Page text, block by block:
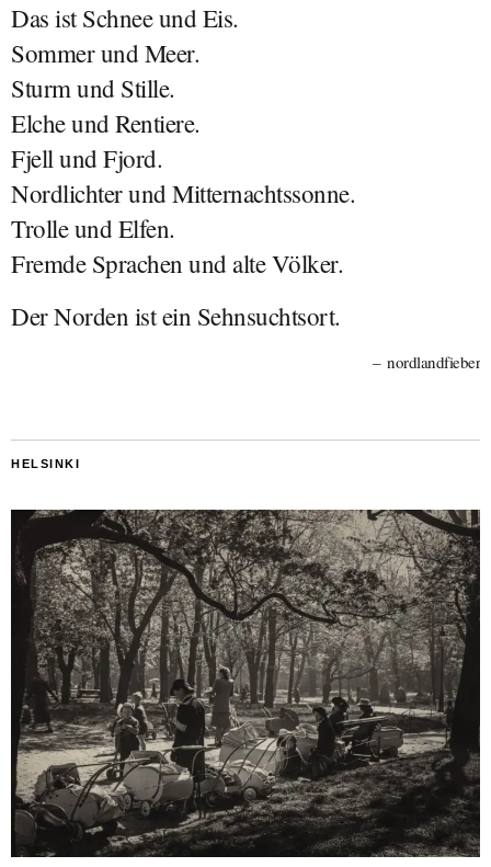
Das ist Schnee und Eis.
Sommer und Meer.
Sturm und Stille.
Elche und Rentiere.
Fjell und Fjord.
Nordlichter und Mitternachtssonne.
Trolle und Elfen.
Fremde Sprachen und alte Völker.
Der Norden ist ein Sehnsuchtsort.
nordlandfieber
HELSINKI